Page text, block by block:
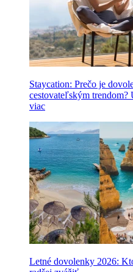
Staycation: Prečo je
cestovateľským trendom?
viac
Letné dovolenky 2026: